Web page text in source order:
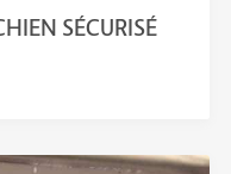
SÉCURISÉ